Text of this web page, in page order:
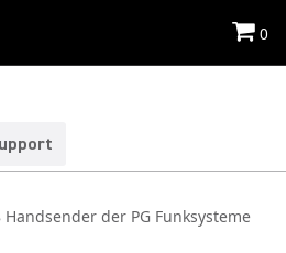
0
Handsender der PG Funksysteme